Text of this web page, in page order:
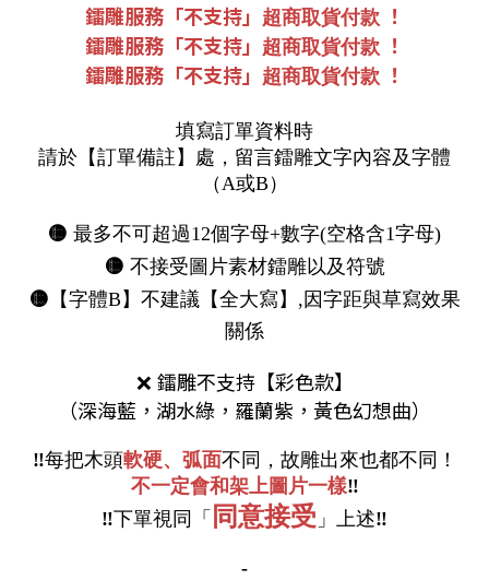
鐳雕服務「不支持」 超商取貨付款
！
鐳雕服務「不支持」 超商取貨付款
！
鐳雕服務「不支持」 超商取貨付款 ！
填寫訂單資料時
請於【訂單備註】處，留言鐳雕文字內容及字體
（A或B）
🟡 最多不可超過12個字母+數字(空格含1字母)
🟡 不接受圖片素材鐳雕以及符號
🟡 【字體B】不建議【全大寫】,因字距與草寫效果
關係
❌ 鐳雕不支持【彩色款】
（深海藍，湖水綠 ， 羅蘭紫 ，黃色幻想曲）
‼️每把木頭軟硬、弧面不同，故雕出來也都不同！
不一定會和架上圖片一樣‼️
‼️下單視同「 同意接受 」上述‼️
-